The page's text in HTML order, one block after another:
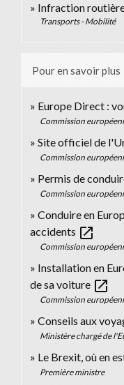
Infraction
Transports - Mobilité
Pour en savoir plus
Europe Direct :
Commission
Site officiel de
Commission
Permis de
Commission
Conduire en
accidents open_in_new
Commission
Installation en
de sa voiture open_in_new
Commission
Conseils aux
Ministère chargé de
Le Brexit, où en
Première ministre